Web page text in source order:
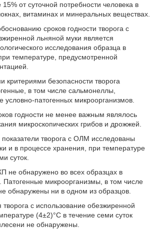
от суточной потребности человека в
витаминах и минеральных веществах.
сроков годности творога с
льняной муки является
исследования образца в
температуре, предусмотренной
критериями безопасности творога
в том числе сальмонеллы,
условно-патогенных микроорганизмов.
годности не менее важным являлось
микроскопических грибов и дрожжей.
творога с ОЛМ исследованы
и в процессе хранения, при температуре
суток.
не обнаружено во всех образцах в
Патогенные микроорганизмы, в том числе
обнаружены ни в одном из образцов.
с использование обезжиренной
(4±2)°С в течение семи суток
не обнаружены.